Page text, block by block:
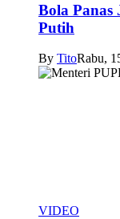
Bola Panas
Putih
By TitoRabu,
VIDEO